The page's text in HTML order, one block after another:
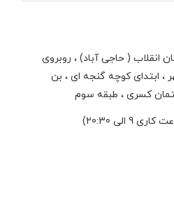
انقلاب ( حاجی آباد) ، روبروی
، ابتدای كوچه گنجه ای ، بن
كسری ، طبقه سوم